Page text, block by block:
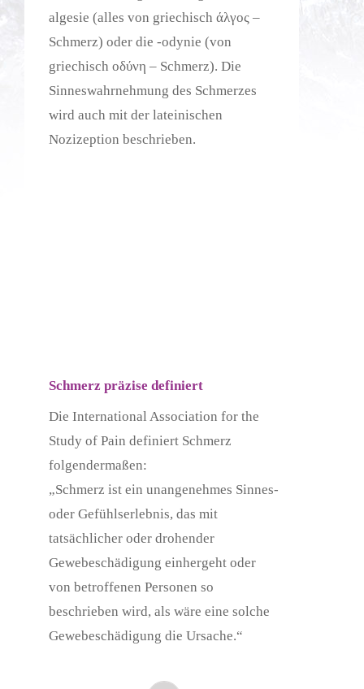
algesie (alles von griechisch άλγος –
Schmerz) oder die -odynie (von
griechisch οδύνη – Schmerz). Die
Sinneswahrnehmung des Schmerzes
wird auch mit der lateinischen
Nozizeption beschrieben.
Schmerz präzise definiert
Die International Association for the
Study of Pain definiert Schmerz
folgendermaßen:
„Schmerz ist ein unangenehmes Sinnes-
oder Gefühlserlebnis, das mit
tatsächlicher oder drohender
Gewebeschädigung einhergeht oder
von betroffenen Personen so
beschrieben wird, als wäre eine solche
Gewebeschädigung die Ursache.“